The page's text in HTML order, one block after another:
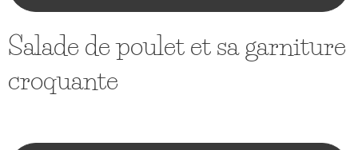
Salade de poulet et sa garniture
croquante